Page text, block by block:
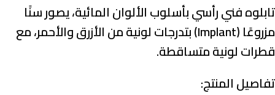
تابلوه فني رأسي بأسلوب الألوان المائية، يصور سنًا
مزروعًا (Implant) بتدرجات لونية من الأزرق والأحمر، مع
قطرات لونية متساقطة.
تفاصيل المنتج: